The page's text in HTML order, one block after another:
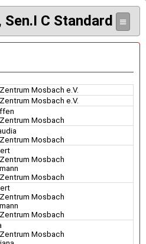
C Standard ≡
Mosbach e.V.
Mosbach e.V.
Mosbach
Mosbach
Mosbach
Mosbach
Mosbach
Mosbach
Mosbach